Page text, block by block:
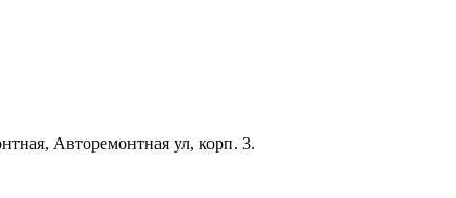
Авторемонтная ул, корп. 3.